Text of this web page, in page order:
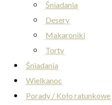
Śniadania
Desery
Makaroniki
Torty
Śniadania
Wielkanoc
Porady / Koło ratunkowe